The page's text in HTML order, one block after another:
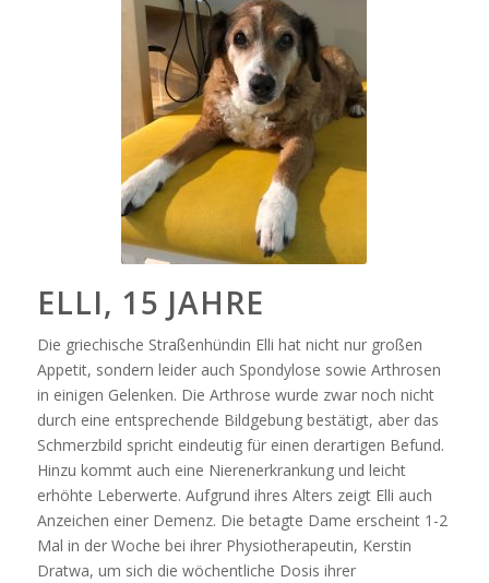
ELLI, 15 JAHRE
Die griechische Straßenhündin Elli hat nicht nur großen
Appetit, sondern leider auch Spondylose sowie Arthrosen
in einigen Gelenken. Die Arthrose wurde zwar noch nicht
durch eine entsprechende Bildgebung bestätigt, aber das
Schmerzbild spricht eindeutig für einen derartigen Befund.
Hinzu kommt auch eine Nierenerkrankung und leicht
erhöhte Leberwerte. Aufgrund ihres Alters zeigt Elli auch
Anzeichen einer Demenz. Die betagte Dame erscheint 1-2
Mal in der Woche bei ihrer Physiotherapeutin, Kerstin
Dratwa, um sich die wöchentliche Dosis ihrer